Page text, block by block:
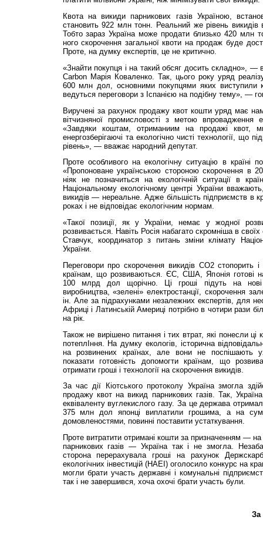
Квота на викиди парникових газів Україною,
становить 922 млн тонн. Реальний же рівень
Тобто зараз Україна може продати близько 420 млн
ного скорочення загальної квоти на продаж буде
Проте, на думку експертів, це не критично.
«Знайти покупця і на такий обсяг досить складно», —
Carbon Марія Коваленко. Так, цього року уряд
600 млн дол, основними покупцями яких виступили
ведуться переговори з Іспанією на подібну тему», —
Виручені за рахунок продажу квот кошти уряд має
вітчизняної промисловості з метою впровадження
«Завдяки коштам, отриманиим на продажі квот,
енергозберігаючі та екологічно чисті технології, що
рівень», — вважає народний депутат.
Проте особливого на екологічну ситуацію в країні
«Пропоноване українською стороною скорочення в
ніяк не позначиться на екологічній ситуації в
Національному екологічному центрі України
викидів — нереальне. Адже більшість підприємств в
роках і не відповідає екологічним нормам.
«Такої позиції, як у України, немає у жодної
розвивається. Навіть Росія набагато скромніша в
Ставчук, координатор з питань зміни клімату
України.
Переговори про скорочення викидів СО2 стопорить і
країнам, що розвиваються. ЄС, США, Японія готові
100 млрд дол щорічно. Ці гроші підуть на нові
виробництва, «зелені» електростанції, скорочення
ін. Але за підрахунками незалежних експертів, для
Африці і Латинській Америці потрібно в чотири рази
на рік.
Також не вирішено питання і тих втрат, які понесли ці
потеплІння. На думку екологів, історична
на розвинених країнах, але вони не поспішають
показати готовність допомогти країнам, що
отримати гроші і технології на скорочення викидів.
За час дії Кіотського протоколу Україна змогла
продажу квот на викид парникових газів. Так,
еквіваленту вуглекислого газу. За це держава
375 млн дол японці виплатили грошима, а на
домовленостями, повинні поставити устаткування.
Проте витратити отримані кошти за призначенням — на
парникових газів — Україна так і не змогла.
сторона перерахувала гроші на рахунок
екологічних інвестицій (НАЕІ) оголосило конкурс на
могли брати участь державні і комунальні
так і не завершився, хоча охочі брати участь були.
За